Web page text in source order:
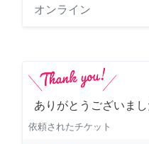
オンライン
ありがとうございまし
依頼されたチケット